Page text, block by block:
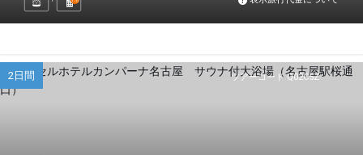
ツアーコード Q02C5Z
2日間